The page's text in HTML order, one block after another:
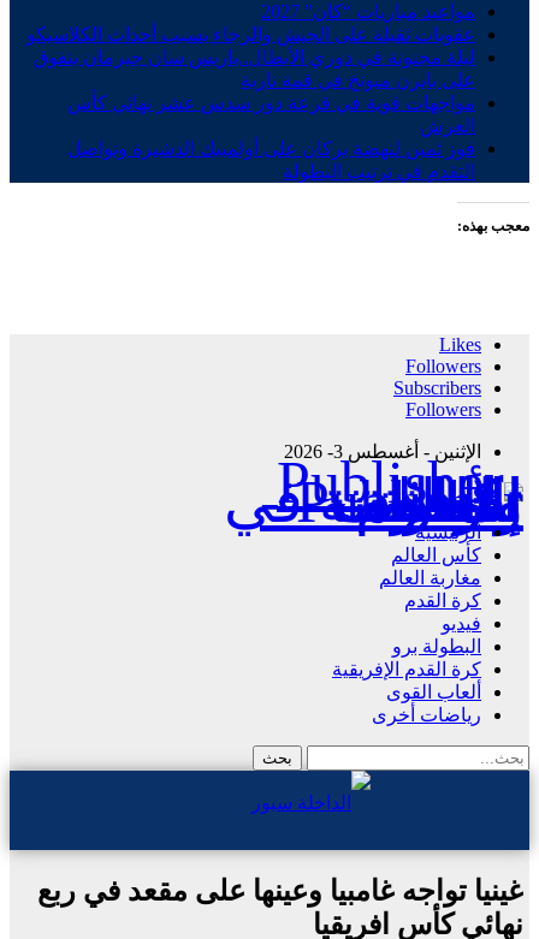
مواعيد مباريات “كان” 2027
عقوبات ثقيلة على الجيش والرجاء بسبب أحداث الكلاسيكو
ليلة مجنونة في دوري الأبطال..باريس سان جيرمان يتفوق
على بايرن ميونخ في قمة نارية
مواجهات قوية في قرعة دور سدس عشر نهائي كأس
العرش
فوز ثمين لنهضة بركان على أولمبيك الدشيرة وتواصل
التقدم في ترتيب البطولة
معجب بهذه:
Likes
Followers
Subscribers
Followers
الإثنين - أغسطس 3- 2026
Publisher - تغطية إخبارية لكافة الأحداث الرياضية في المغرب والعالم.
الرئيسية
كأس العالم
مغاربة العالم
كرة القدم
فيديو
البطولة برو
كرة القدم الإفريقية
ألعاب القوى
رياضات أخرى
غينيا تواجه غامبيا وعينها على مقعد في ربع
نهائي كأس افريقيا